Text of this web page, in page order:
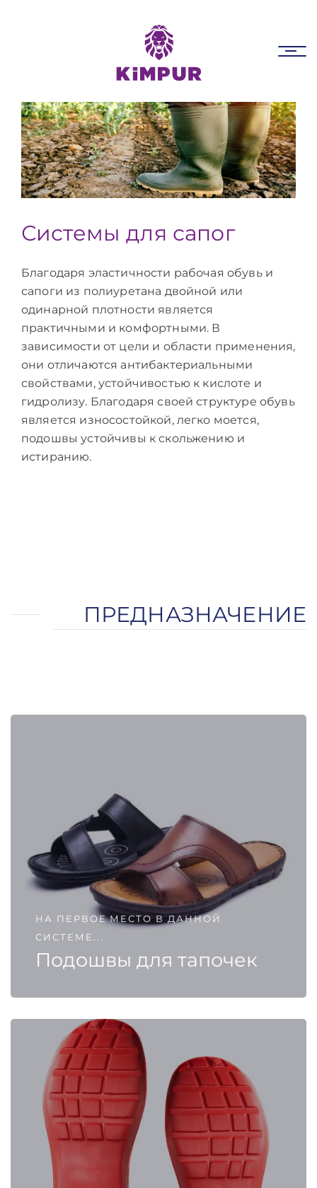
to
content
Системы для сапог
Благодаря эластичности рабочая обувь и
сапоги из полиуретана двойной или
одинарной плотности является
практичными и комфортными. В
зависимости от цели и области применения,
они отличаются антибактериальными
свойствами, устойчивостью к кислоте и
гидролизу. Благодаря своей структуре обувь
является износостойкой, легко моется,
подошвы устойчивы к скольжению и
истиранию.
ПРЕДНАЗНАЧЕНИЕ
НА ПЕРВОЕ МЕСТО В ДАННОЙ
СИСТЕМЕ...
Подошвы для тапочек